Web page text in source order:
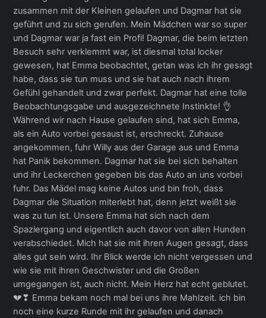
zusammen mit der Kleinen gelaufen und Dagmar hat sie
geführt und zu sich gerufen. Mein Mädchen war so super
und Dagmar war ja fast ein Profi! Dagmar, die beim letzten
Besuch sehr verklemmt war, ist diesmal total locker
gewesen, hat Emma beobachtet, getan was ich ihr gesagt
habe, dass sie tun muss und sie hat auch nach ihrem
Gefühl gehandelt und zwar perfekt. Dagmar hat eine tolle
Beobachtungsgabe und ausgezeichnete Instinkte! 👌
Während wir nach Hause gelaufen sind, hat sich Emma,
als ein Auto vorbei gesaust ist, erschreckt. Zuhause
angekommen, fuhr Willy aus der Garage aus und Emma
hat Panik bekommen. Dagmar hat sie bei sich behalten
und ihr Leckerchen gegeben bis das Auto an uns vorbei
fuhr. Das Mädel mag keine Autos und bin froh, dass
Dagmar die Situation miterlebt hat, denn jetzt weißt sie
was zu tun ist. Unsere Emma hat sich nach dem
Spaziergang und eigentlich auch davor von allen Hunden
verabschiedet. Mich hat sie mit ihren Augen gesagt, dass
alles gut sein wird. Ihr Blick werde ich nicht vergessen und
wie sie mit ihren Geschwister und die Großen
umgegangen ist, auch nicht. Mein Herz hat echt geblutet.
💔❣ Emma bekam noch mal bei uns ihre Mahlzeit. ich bin
noch eine kurze Runde mit ihr gelaufen und danach